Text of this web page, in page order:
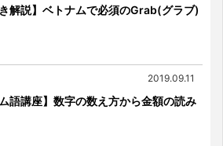
き解説】ベトナムで必須のGrab(グラブ)
2019.09.11
ム語講座】数字の数え方から金額の読み